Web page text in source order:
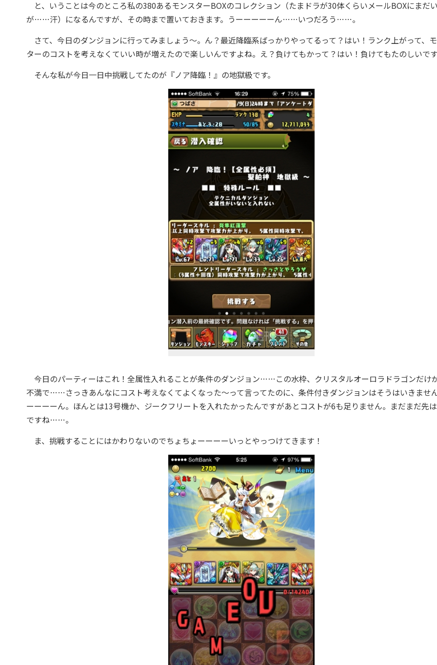
と、いうことは今のところ私の380あるモンスターBOXのコレクション（たまドラが30体くらいメールBOXにまだ
が……汗）になるんですが、その時まで置いておきます。うーーーーーん……いつだろう……。
さて、今日のダンジョンに行ってみましょう〜。ん？最近降臨系ばっかりやってるって？はい！ランク上がって、
ターのコストを考えなくていい時が増えたので楽しいんですよね。え？負けてもかって？はい！負けてもたのしいです
そんな私が今日一日中挑戦してたのが『ノア降臨！』の地獄級です。
今日のパーティーはこれ！全属性入れることが条件のダンジョン……この水枠、クリスタルオーロラドラゴンだけ
不満で……さっきあんなにコスト考えなくてよくなった〜って言ってたのに、条件付きダンジョンはそうはいきませ
ーーーーん。ほんとは13号機か、ジークフリートを入れたかったんですがあとコストが6も足りません。まだまだ先
ですね……。
ま、挑戦することにはかわりないのでちょちょーーーーいっとやっつけてきます！